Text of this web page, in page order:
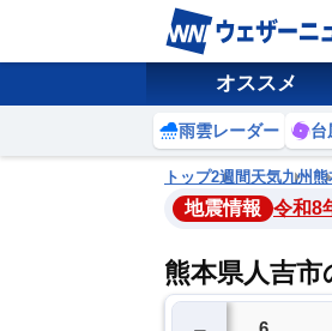
オススメ
雨雲レーダー 台
トップ2週間天気九州熊
地震情報 令和8
熊本県人吉市